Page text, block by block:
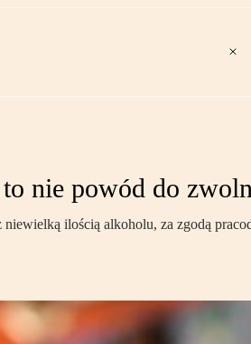
nie powód do
ilością alkoholu, za zgodą